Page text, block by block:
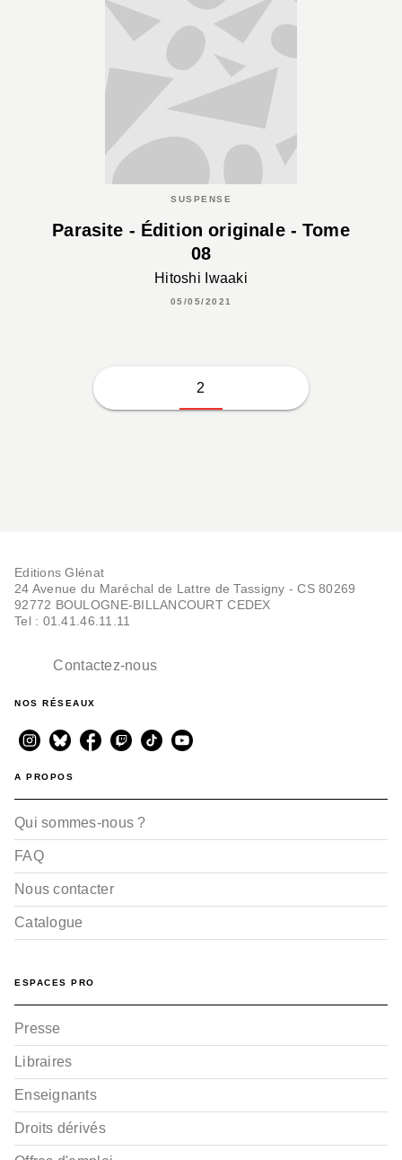
SUSPENSE
Parasite - Édition originale - Tome
08
Hitoshi Iwaaki
05/05/2021
2
Editions Glénat
24 Avenue du Maréchal de Lattre de Tassigny - CS 80269
92772 BOULOGNE-BILLANCOURT CEDEX
Tel : 01.41.46.11.11
Contactez-nous
NOS RÉSEAUX
A PROPOS
Qui sommes-nous ?
FAQ
Nous contacter
Catalogue
ESPACES PRO
Presse
Libraires
Enseignants
Droits dérivés